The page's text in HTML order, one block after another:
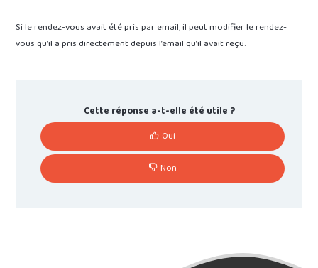
Si le rendez-vous avait été pris par email, il peut modifier le rendez-
vous qu’il a pris directement depuis l’email qu’il avait reçu.
Cette réponse a-t-elle été utile ?
Oui
Non